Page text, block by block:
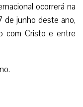
ocorrerá na
de junho deste ano,
com Cristo e entre